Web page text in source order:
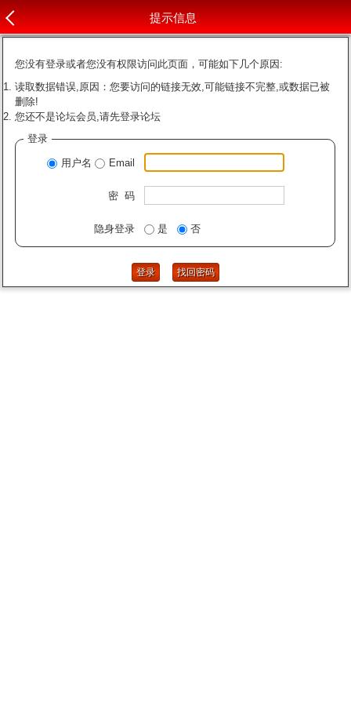
提示信息
您没有登录或者您没有权限访问此页面，可能如下几个原因:
读取数据错误,原因：您要访问的链接无效,可能链接不完整,或数据已被
删除!
您还不是论坛会员,请先登录论坛
登录
用户名 Email
密 码
隐身登录 是 否